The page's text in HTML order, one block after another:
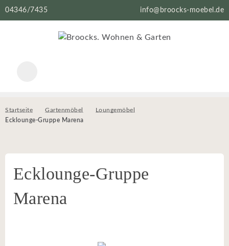
04346/7435 info@broocks-moebel.de
Startseite Gartenmöbel
Loungemöbel
Ecklounge-Gruppe Marena
Ecklounge-Gruppe
Marena